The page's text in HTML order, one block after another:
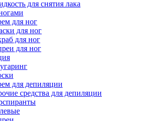
для снятия лака
для ног
для ног
для ног
для ног
для депиляции
средства для депиляции